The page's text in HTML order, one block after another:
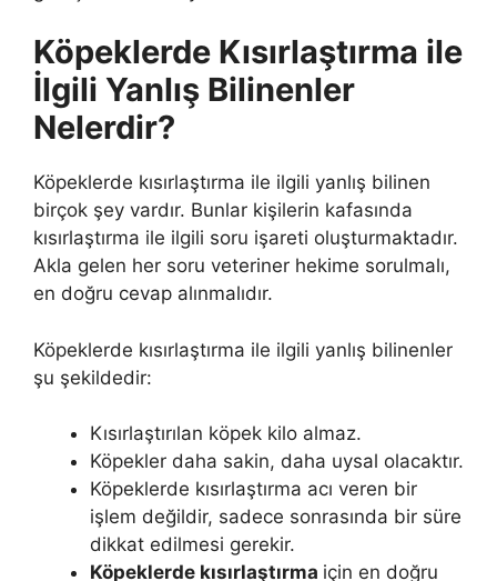
Köpeklerde Kısırlaştırma ile
İlgili Yanlış Bilinenler
Nelerdir?
Köpeklerde kısırlaştırma ile ilgili yanlış bilinen
birçok şey vardır. Bunlar kişilerin kafasında
kısırlaştırma ile ilgili soru işareti oluşturmaktadır.
Akla gelen her soru veteriner hekime sorulmalı,
en doğru cevap alınmalıdır.
Köpeklerde kısırlaştırma ile ilgili yanlış bilinenler
şu şekildedir:
Kısırlaştırılan köpek kilo almaz.
Köpekler daha sakin, daha uysal olacaktır.
Köpeklerde kısırlaştırma acı veren bir
işlem değildir, sadece sonrasında bir süre
dikkat edilmesi gerekir.
Köpeklerde kısırlaştırma için en doğru